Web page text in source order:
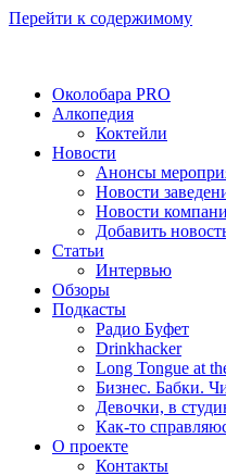
Перейти к содержимому
Околобара PRO
Алкопедия
Коктейли
Новости
Анонсы
Новости
Новости
Добавить
Статьи
Интервью
Обзоры
Подкасты
Радио Буфет
Drinkhacker
Long Tongue at
Бизнес. Бабки.
Девочки, в
Как-то
О проекте
Контакты